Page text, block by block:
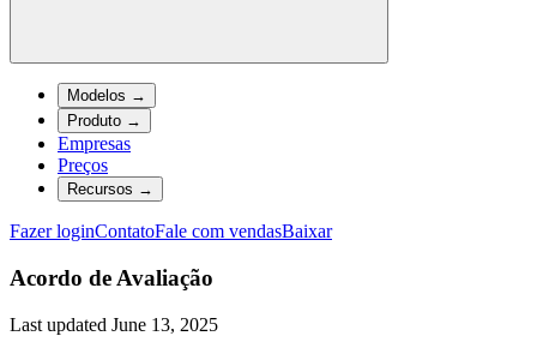
Modelos →
Produto →
Empresas
Preços
Recursos →
Fazer loginContatoFale com vendasBaixar
Acordo de Avaliação
Last updated June 13, 2025